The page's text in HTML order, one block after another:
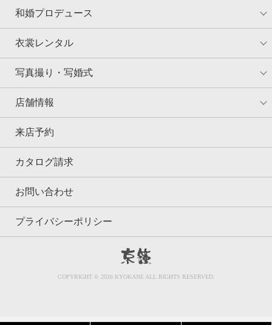
和婚プロデュース
衣裳レンタル
写真撮り・写婚式
店舗情報
来店予約
カタログ請求
お問い合わせ
プライバシーポリシー
COPYRIGHT © 2026 KYOKANE ALL RIGHTS RESERVED.